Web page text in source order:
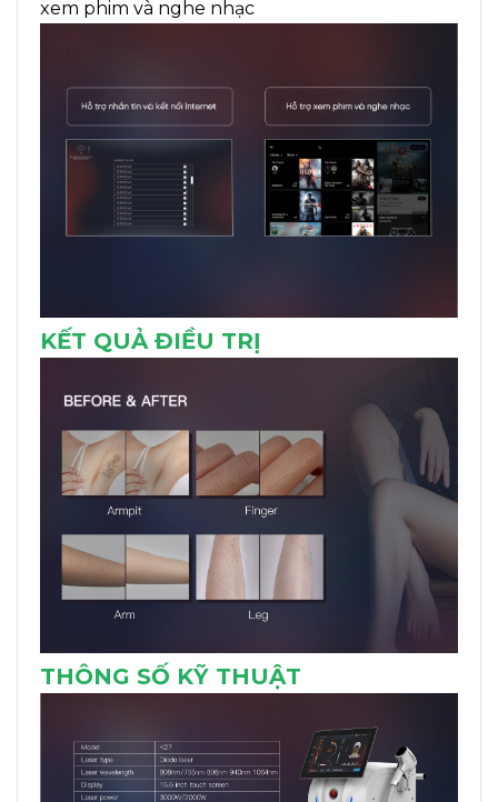
xem phim và nghe nhạc
KẾT QUẢ ĐIỀU TRỊ
THÔNG SỐ KỸ THUẬT